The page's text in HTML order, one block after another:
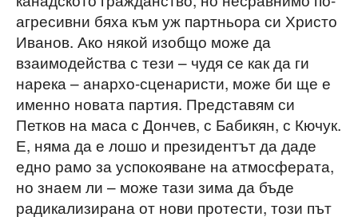
агресивни бяха към уж партньора си Христо
Иванов. Ако някой изобщо може да
взаимодейства с тези – чудя се как да ги
нарека – анархо-сценаристи, може би ще е
именно новата партия. Представям си
Петков на маса с Дончев, с Бабикян, с Кючук.
Е, няма да е лошо и президентът да даде
едно рамо за успокояване на атмосферата,
но знаем ли – може тази зима да бъде
радикализирана от нови протести, този път